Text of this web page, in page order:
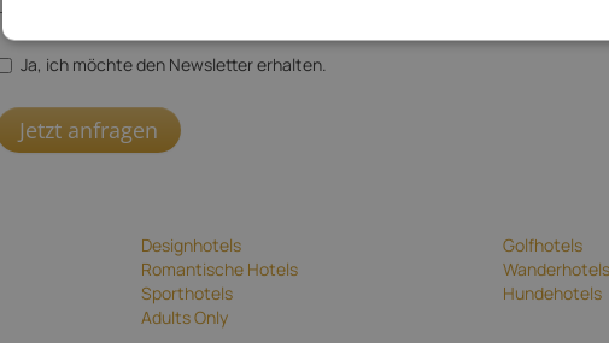
Ja, ich möchte den Newsletter erhalten.
Jetzt anfragen
Designhotels
Golfhotels
Romantische Hotels
Wanderhotels
Sporthotels
Hundehotels
Adults Only